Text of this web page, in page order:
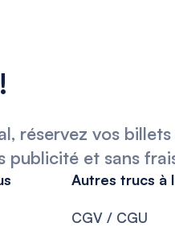
réservez vos
publicité et sans
Autres trucs à
CGV / CGU